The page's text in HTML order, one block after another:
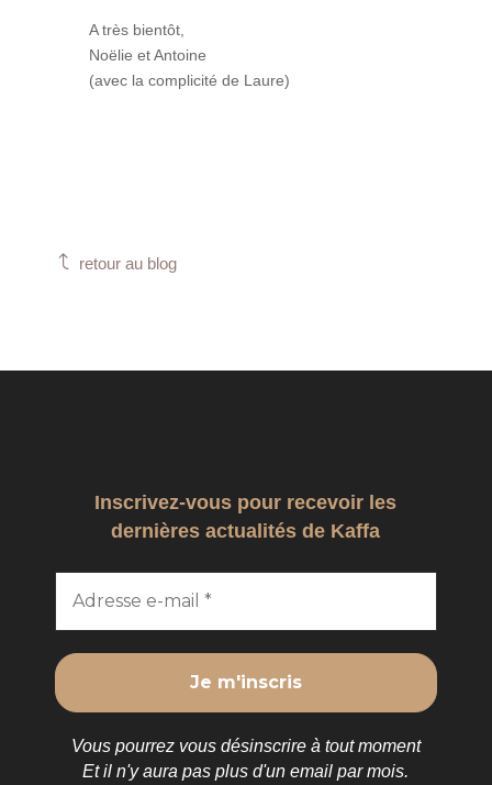
A très bientôt,
Noëlie et Antoine
(avec la complicité de Laure)
J retour au blog
Inscrivez-vous pour recevoir les
dernières actualités de Kaffa
Vous pourrez vous désinscrire à tout moment
Et il n'y aura pas plus d'un email par mois.